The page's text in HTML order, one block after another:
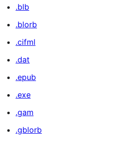
.blb
.blorb
.cifml
.dat
.epub
.exe
.gam
.gblorb